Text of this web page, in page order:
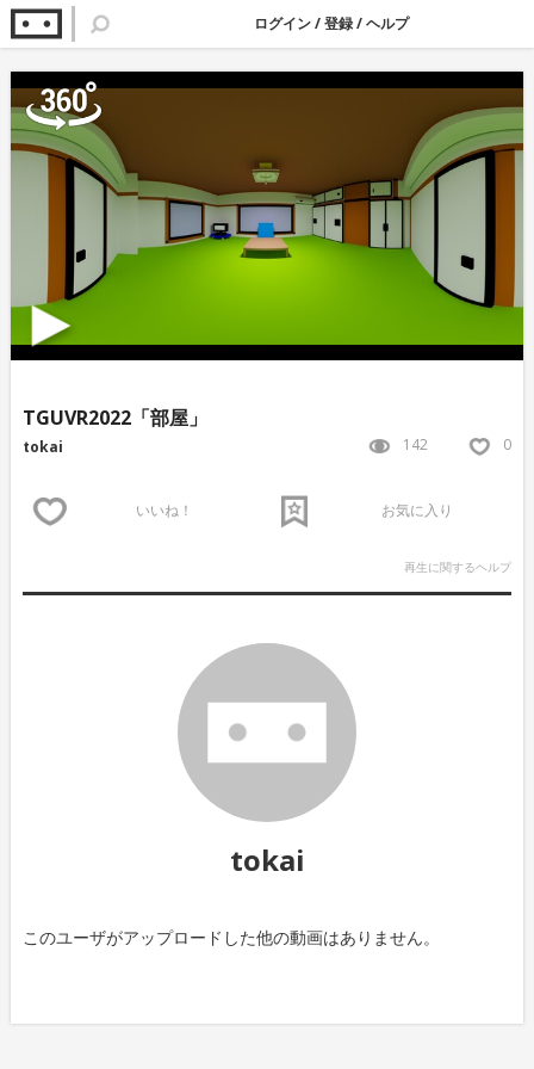
ログイン/登録/ヘルプ
TGUVR2022「部屋」
tokai 142 0
いいね！ お気に入り
再生に関するヘルプ
tokai
このユーザがアップロードした他の動画はありません。